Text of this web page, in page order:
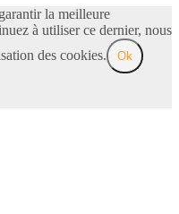
la meilleure
à utiliser ce dernier, nous
des cookies.
Ok